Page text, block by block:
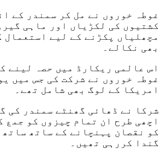
غوطہ خوروں نے مل کر سمندر کے
کشتیوں کی لکڑیاں اور ماہی
مچھلیاں پکڑنے کے لیے استعمال
بھی نکالے۔
اس عالمی ریکارڈ میں حصہ لینے
غوطہ خوروں نے شرکت کی جس میں
امریکا کے لوگ بھی شامل تھے۔
شرکا نے ڈھائی گھنٹے سمندر کی
اچھی طرح ان تمام چیزوں کو جمع
کو نقصان پہنچانے کے ساتھ
گندا کررہی تھیں۔